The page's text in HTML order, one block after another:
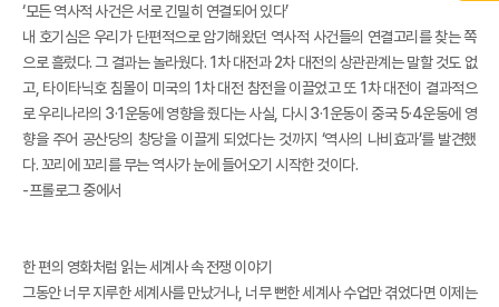
‘모든 역사적 사건은 서로 긴밀히 연결되어 있다’
내 호기심은 우리가 단편적으로 암기해왔던 역사적 사건들의 연결고리를 찾는 쪽
으로 흘렀다. 그 결과는 놀라웠다. 1차 대전과 2차 대전의 상관관계는 말할 것도 없
고, 타이타닉호 침몰이 미국의 1차 대전 참전을 이끌었고 또 1차 대전이 결과적으
로 우리나라의 3·1운동에 영향을 줬다는 사실, 다시 3·1운동이 중국 5·4운동에 영
향을 주어 공산당의 창당을 이끌게 되었다는 것까지 ‘역사의 나비효과’를 발견했
다. 꼬리에 꼬리를 무는 역사가 눈에 들어오기 시작한 것이다.
-프롤로그 중에서
한 편의 영화처럼 읽는 세계사 속 전쟁 이야기
그동안 너무 지루한 세계사를 만났거나, 너무 뻔한 세계사 수업만 겪었다면 이제는